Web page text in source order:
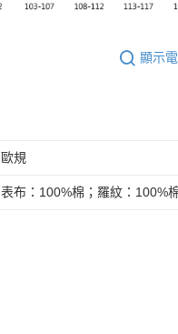
顯示
歐規
表布：100%棉；羅紋：100%